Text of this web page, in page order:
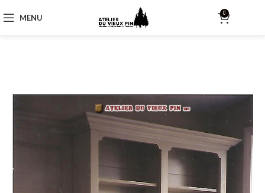
MENU 0